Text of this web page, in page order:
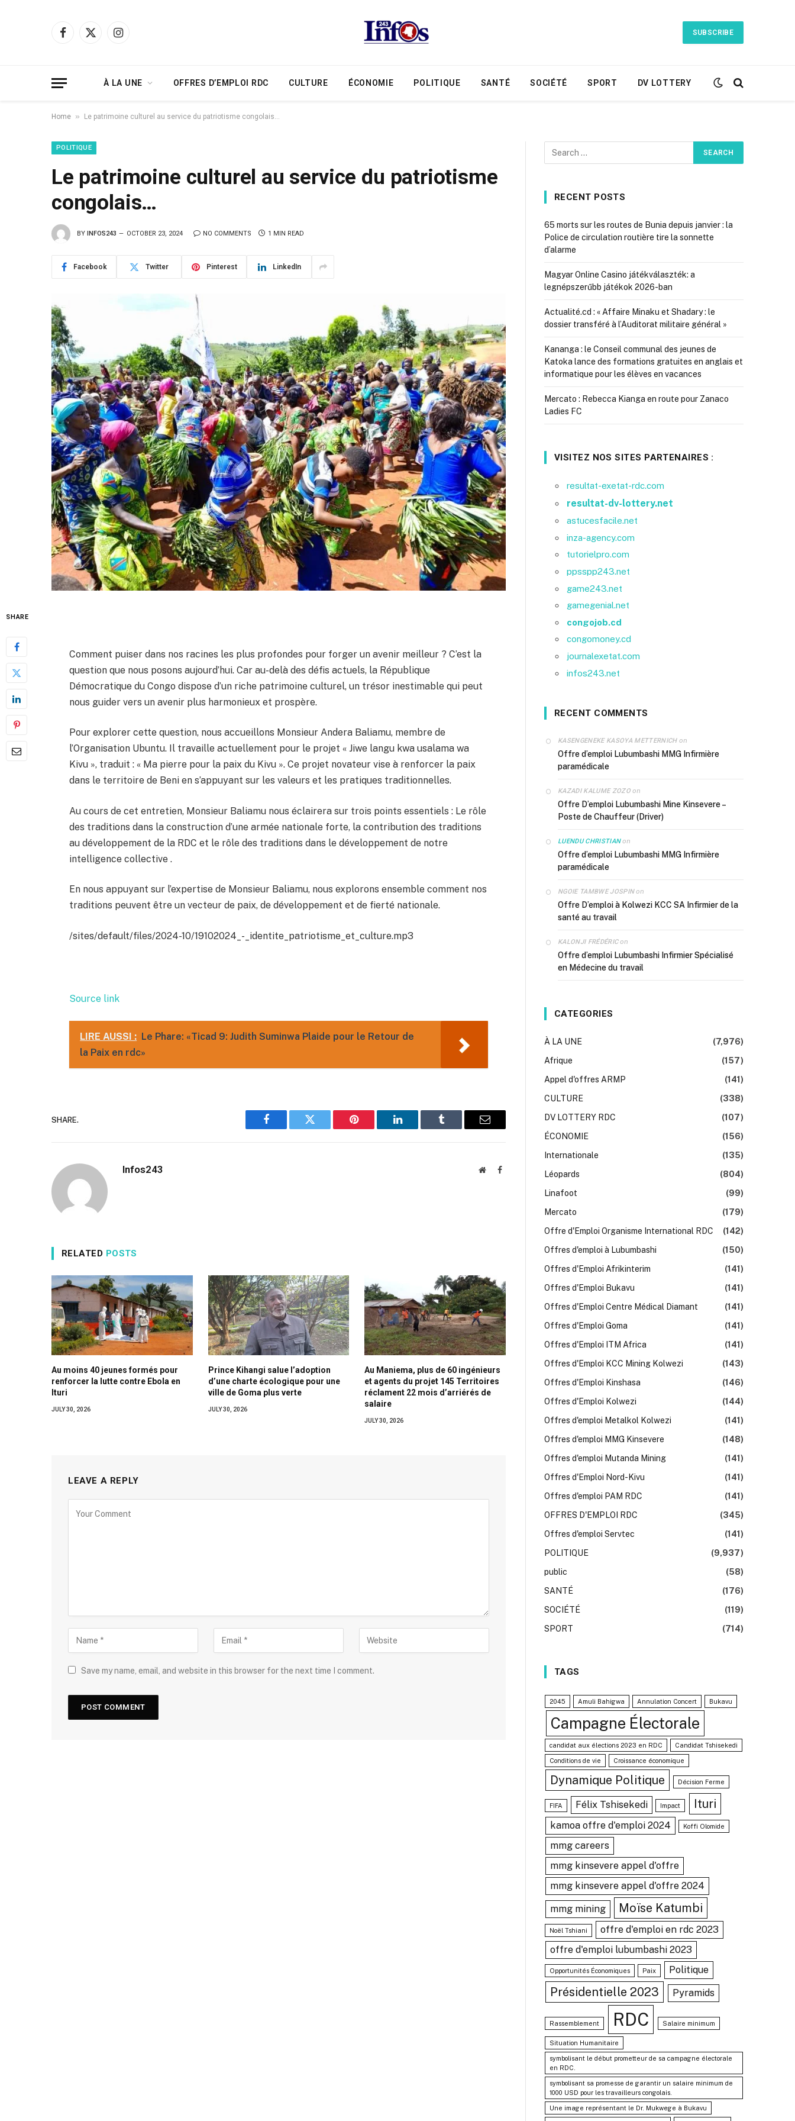
Facebook
X
Instagram
SUBSCRIBE
À LA UNE OFFRES D’EMPLOI RDC CULTURE ÉCONOMIE POLITIQUE SANTÉ SOCIÉTÉ SPORT DV LOTTERY
Home » Le patrimoine culturel au service du patriotisme congolais…
POLITIQUE
Le patrimoine culturel au service du patriotisme
congolais…
BY INFOS243 OCTOBER 23, 2024 NO COMMENTS 1 MIN READ
Facebook Twitter Pinterest LinkedIn
SHARE
Comment puiser dans nos racines les plus profondes pour forger un avenir meilleur ? C’est la
question que nous posons aujourd’hui. Car au-delà des défis actuels, la République
Démocratique du Congo dispose d’un riche patrimoine culturel, un trésor inestimable qui peut
nous guider vers un avenir plus harmonieux et prospère.
Pour explorer cette question, nous accueillons Monsieur Andera Baliamu, membre de
l’Organisation Ubuntu. Il travaille actuellement pour le projet « Jiwe langu kwa usalama wa
Kivu », traduit : « Ma pierre pour la paix du Kivu ». Ce projet novateur vise à renforcer la paix
dans le territoire de Beni en s’appuyant sur les valeurs et les pratiques traditionnelles.
Au cours de cet entretien, Monsieur Baliamu nous éclairera sur trois points essentiels : Le rôle
des traditions dans la construction d’une armée nationale forte, la contribution des traditions
au développement de la RDC et le rôle des traditions dans le développement de notre
intelligence collective .
En nous appuyant sur l’expertise de Monsieur Baliamu, nous explorons ensemble comment nos
traditions peuvent être un vecteur de paix, de développement et de fierté nationale.
/sites/default/files/2024-10/19102024_-_identite_patriotisme_et_culture.mp3
Source link
LIRE AUSSI : Le Phare: «Ticad 9: Judith Suminwa Plaide pour le Retour de
la Paix en rdc»
SHARE.
Facebook Twitter Pinterest LinkedIn Tumblr Email
Infos243 WebsiteFacebook
RELATED POSTS
Au moins 40 jeunes formés pour
renforcer la lutte contre Ebola en
Ituri
JULY 30, 2026
Prince Kihangi salue l’adoption
d’une charte écologique pour une
ville de Goma plus verte
JULY 30, 2026
Au Maniema, plus de 60 ingénieurs
et agents du projet 145 Territoires
réclament 22 mois d’arriérés de
salaire
JULY 30, 2026
LEAVE A REPLY
Save my name, email, and website in this browser for the next time I comment.
RECENT POSTS
65 morts sur les routes de Bunia depuis janvier : la
Police de circulation routière tire la sonnette
d’alarme
Magyar Online Casino játékválaszték: a
legnépszerűbb játékok 2026-ban
Actualité.cd : « Affaire Minaku et Shadary : le
dossier transféré à l’Auditorat militaire général »
Kananga : le Conseil communal des jeunes de
Katoka lance des formations gratuites en anglais et
informatique pour les élèves en vacances
Mercato : Rebecca Kianga en route pour Zanaco
Ladies FC
VISITEZ NOS SITES PARTENAIRES :
resultat-exetat-rdc.com
resultat-dv-lottery.net
astucesfacile.net
inza-agency.com
tutorielpro.com
ppsspp243.net
game243.net
gamegenial.net
congojob.cd
congomoney.cd
journalexetat.com
infos243.net
RECENT COMMENTS
KASENGENEKE KASOYA METTERNICHon
Offre d’emploi Lubumbashi MMG Infirmière
paramédicale
KAZADI KALUME ZOZOon
Offre D’emploi Lubumbashi Mine Kinsevere –
Poste de Chauffeur (Driver)
LUENDU CHRISTIANon
Offre d’emploi Lubumbashi MMG Infirmière
paramédicale
NGOIE TAMBWE JOSPINon
Offre D’emploi à Kolwezi KCC SA Infirmier de la
santé au travail
KALONJI FRÉDÉRICon
Offre d’emploi Lubumbashi Infirmier Spécialisé
en Médecine du travail
CATEGORIES
À LA UNE
(7,976)
Afrique
(157)
Appel d'offres ARMP
(141)
CULTURE
(338)
DV LOTTERY RDC
(107)
ÉCONOMIE
(156)
Internationale
(135)
Léopards
(804)
Linafoot
(99)
Mercato
(179)
Offre d'Emploi Organisme International RDC
(142)
Offres d'emploi à Lubumbashi
(150)
Offres d'Emploi Afrikinterim
(141)
Offres d'Emploi Bukavu
(141)
Offres d'Emploi Centre Médical Diamant
(141)
Offres d'Emploi Goma
(141)
Offres d'Emploi ITM Africa
(141)
Offres d'Emploi KCC Mining Kolwezi
(143)
Offres d'Emploi Kinshasa
(146)
Offres d'Emploi Kolwezi
(144)
Offres d'emploi Metalkol Kolwezi
(141)
Offres d'emploi MMG Kinsevere
(148)
Offres d'emploi Mutanda Mining
(141)
Offres d'Emploi Nord-Kivu
(141)
Offres d'emploi PAM RDC
(141)
OFFRES D'EMPLOI RDC
(345)
Offres d'emploi Servtec
(141)
POLITIQUE
(9,937)
public
(58)
SANTÉ
(176)
SOCIÉTÉ
(119)
SPORT
(714)
TAGS
2045 Amuli Bahigwa Annulation Concert Bukavu
Campagne Électorale
candidat aux élections 2023 en RDC Candidat Tshisekedi
Conditions de vie Croissance économique
Dynamique Politique Décision Ferme
FIFA Félix Tshisekedi Impact Ituri
kamoa offre d'emploi 2024 Koffi Olomide
mmg careers
mmg kinsevere appel d'offre
mmg kinsevere appel d'offre 2024
mmg mining Moïse Katumbi
Noël Tshiani
offre d'emploi en rdc 2023
offre d'emploi lubumbashi 2023
Opportunités Économiques Paix Politique
Présidentielle 2023 Pyramids
Rassemblement RDC Salaire minimum
Situation Humanitaire
symbolisant le début prometteur de sa campagne électorale
en RDC.
symbolisant sa promesse de garantir un salaire minimum de
1000 USD pour les travailleurs congolais.
Une image représentant le Dr. Mukwege à Bukavu